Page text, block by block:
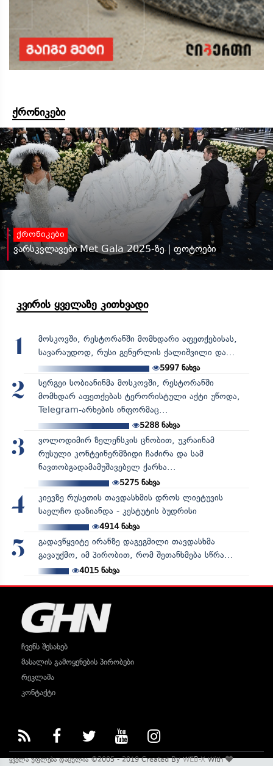
ქრონიკები
ქრონიკები
ვარსკვლავები Met Gala 2025-ზე | ფოტოები
კვირის ყველაზე კითხვადი
1
მოსკოვში, რესტორანში მომხდარი აფეთქებისას,
სავარაუდოდ, რუსი გენერლის ქალიშვილი და...
5997 ნახვა
2
სერგეი სობიანინმა მოსკოვში, რესტორანში
მომხდარ აფეთქებას ტერორისტული აქტი უწოდა,
Telegram-არხების ინფორმაც...
5288ნახვა
3
ვოლოდიმირ ზელენსკის ცნობით, უკრაინამ
რუსული კონტეინერმზიდი ჩაძირა და სამ
ნავთობგადამამუშავებელ ქარხა...
5275ნახვა
4
კიევზე რუსეთის თავდასხმის დროს ლიეტუვის
საელჩო დაზიანდა - კესტუტის ბუდრისი
4914ნახვა
5
გადავწყვიტე ირანზე დაგეგმილი თავდასხმა
გავაუქმო, იმ პირობით, რომ შეთანხმება სწრა...
4015ნახვა
ჩვენს შესახებ
მასალის გამოყენების პირობები
რეკლამა
კონტაქტი
ყველა უფლება დაცულია ©2005 - 2019 Created ByWEB-XWith